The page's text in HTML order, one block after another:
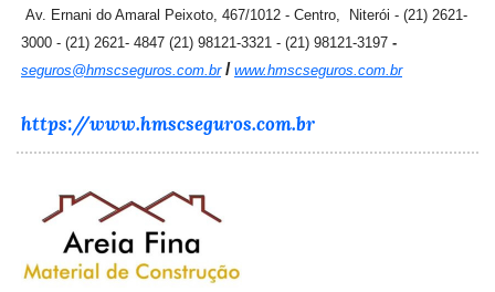
Av. Ernani do Amaral Peixoto, 467/1012 - Centro, Niterói - (21) 2621-
3000 - (21) 2621- 4847 (21) 98121-3321 - (21) 98121-3197 -
seguros@hmscseguros.com.br/ www.hmscseguros.com.br
https://www.hmscseguros.com.br